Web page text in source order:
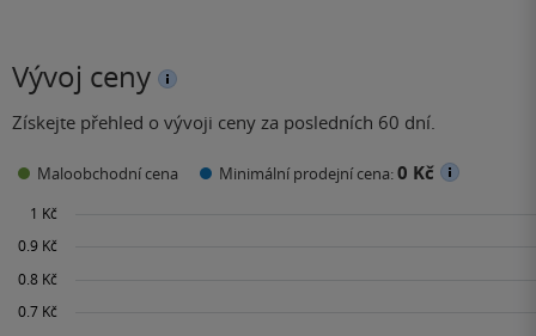
Vývoj ceny
Získejte přehled o vývoji ceny za posledních 60 dní.
Maloobchodní cena Minimální prodejní cena:0 Kč